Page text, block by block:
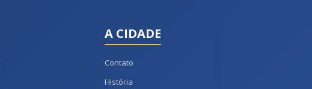
A CIDADE
Contato
História